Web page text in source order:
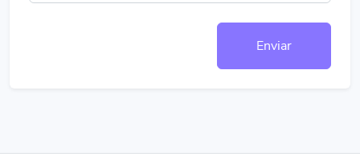
Enviar